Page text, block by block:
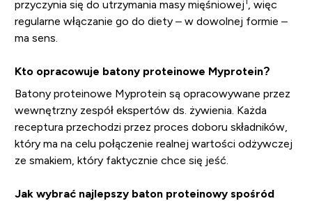
przyczynia się do utrzymania masy mięśniowej
, więc
regularne włączanie go do diety – w dowolnej formie –
ma sens.
Kto opracowuje batony proteinowe Myprotein?
Batony proteinowe Myprotein są opracowywane przez
wewnętrzny zespół ekspertów ds. żywienia. Każda
receptura przechodzi przez proces doboru składników,
który ma na celu połączenie realnej wartości odżywczej
ze smakiem, który faktycznie chce się jeść.
Jak wybrać najlepszy baton proteinowy spośród